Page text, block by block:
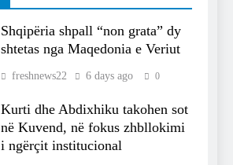
Shqipëria shpall “non grata” dy
shtetas nga Maqedonia e Veriut
freshnews22 6 days ago 0
Kurti dhe Abdixhiku takohen sot
në Kuvend, në fokus zhbllokimi
i ngërçit institucional